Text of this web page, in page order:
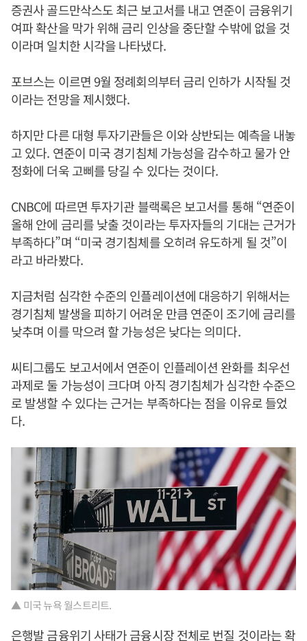
증권사 골드만삭스도 최근 보고서를 내고 연준이 금융위기
여파 확산을 막가 위해 금리 인상을 중단할 수밖에 없을 것
이라며 일치한 시각을 나타냈다.
포브스는 이르면 9월 정례회의부터 금리 인하가 시작될 것
이라는 전망을 제시했다.
하지만 다른 대형 투자기관들은 이와 상반되는 예측을 내놓
고 있다. 연준이 미국 경기침체 가능성을 감수하고 물가 안
정화에 더욱 고삐를 당길 수 있다는 것이다.
CNBC에 따르면 투자기관 블랙록은 보고서를 통해 “연준이
올해 안에 금리를 낮출 것이라는 투자자들의 기대는 근거가
부족하다”며 “미국 경기침체를 오히려 유도하게 될 것”이
라고 바라봤다.
지금처럼 심각한 수준의 인플레이션에 대응하기 위해서는
경기침체 발생을 피하기 어려운 만큼 연준이 조기에 금리를
낮추며 이를 막으려 할 가능성은 낮다는 의미다.
씨티그룹도 보고서에서 연준이 인플레이션 완화를 최우선
과제로 둘 가능성이 크다며 아직 경기침체가 심각한 수준으
로 발생할 수 있다는 근거는 부족하다는 점을 이유로 들었
다.
▲ 미국 뉴욕 월스트리트.
은행발 금융위기 사태가 금융시장 전체로 번질 것이라는 확